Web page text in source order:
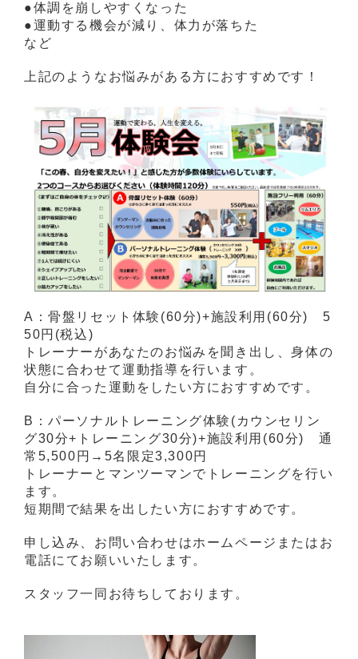
●体調を崩しやすくなった
●運動する機会が減り、体力が落ちた
など
上記のようなお悩みがある方におすすめです！
A：骨盤リセット体験(60分)+施設利用(60分) 5
50円(税込)
トレーナーがあなたのお悩みを聞き出し、身体の
状態に合わせて運動指導を行います。
自分に合った運動をしたい方におすすめです。
B：パーソナルトレーニング体験(カウンセリン
グ30分+トレーニング30分)+施設利用(60分) 通
常5,500円→5名限定3,300円
トレーナーとマンツーマンでトレーニングを行い
ます。
短期間で結果を出したい方におすすめです。
申し込み、お問い合わせはホームページまたはお
電話にてお願いいたします。
スタッフ一同お待ちしております。